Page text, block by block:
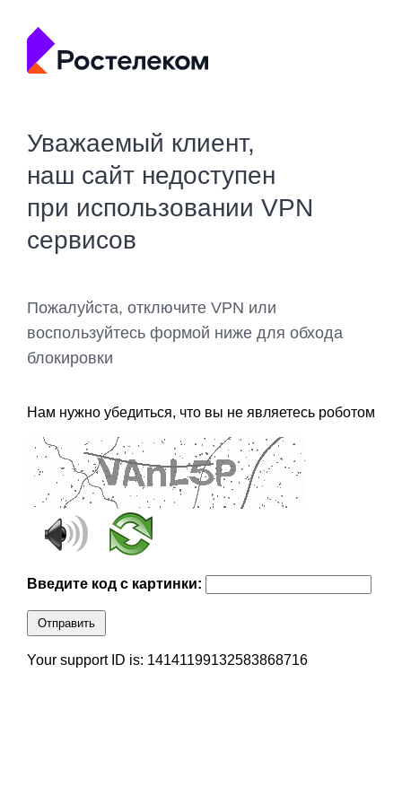
Уважаемый клиент,
наш сайт недоступен
при использовании VPN
сервисов
Пожалуйста, отключите VPN или
воспользуйтесь формой ниже для обхода
блокировки
Нам нужно убедиться, что вы не являетесь роботом
Введите код с картинки:
Отправить
Your support ID is: 14141199132583868716